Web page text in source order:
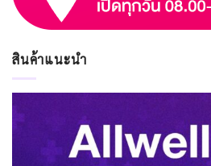
สินค้าแนะนำ